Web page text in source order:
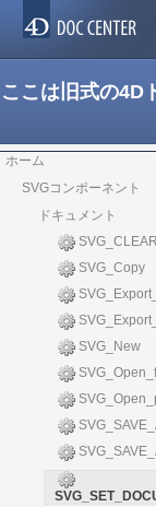
ここは旧式の4D
ホーム
SVGコンポーネント
ドキュメント
SVG_CLEAR
SVG_Copy
SVG_New